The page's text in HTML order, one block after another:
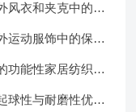
风衣和夹克中的应
运动服饰中的保暖
功能性家居纺织品
球性与耐磨性优化